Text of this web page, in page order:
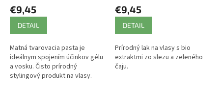
€9,45
DETAIL
Matná tvarovacia pasta je
ideálnym spojením účinkov gélu
a vosku. Čisto prírodný
stylingový produkt na vlasy.
€9,45
DETAIL
Prírodný lak na vlasy s bio
extraktmi zo slezu a zeleného
čaju.